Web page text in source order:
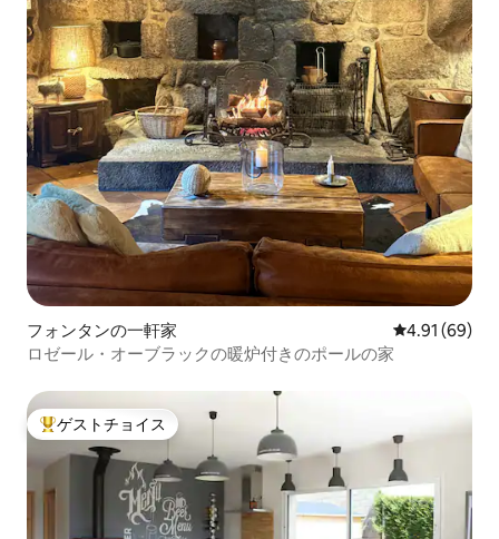
フォンタンの一軒家 レビュー69
4.91 (69)
ロゼール・オーブラックの暖炉付きのポールの家
大好評のゲストチョイスです。
ゲストチョイス